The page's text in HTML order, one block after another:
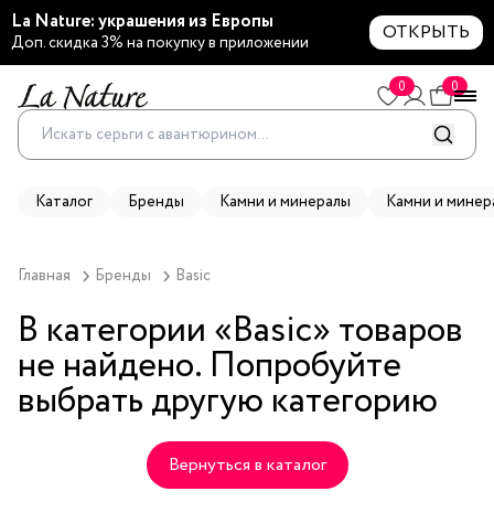
La Nature: украшения из Европы
Доп. скидка 3% на покупку в приложении ОТКРЫТЬ
0 0
Каталог Бренды Камни и минералы Камни и
Главная Бренды Basic
В категории «Basic» товаров
не найдено. Попробуйте
выбрать другую категорию
Вернуться в каталог